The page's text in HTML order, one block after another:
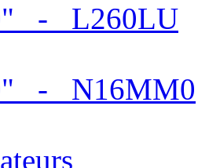
- L260LU
- N16MM0